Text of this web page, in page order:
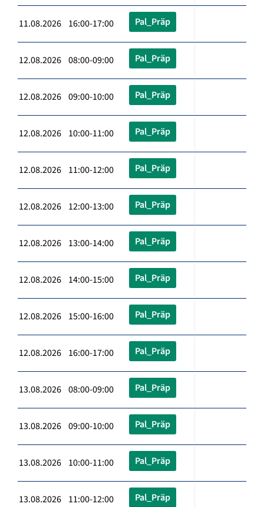
11.08.2026 16:00-17:00 Pal_Präp
12.08.2026 08:00-09:00 Pal_Präp
12.08.2026 09:00-10:00 Pal_Präp
12.08.2026 10:00-11:00 Pal_Präp
12.08.2026 11:00-12:00 Pal_Präp
12.08.2026 12:00-13:00 Pal_Präp
12.08.2026 13:00-14:00 Pal_Präp
12.08.2026 14:00-15:00 Pal_Präp
12.08.2026 15:00-16:00 Pal_Präp
12.08.2026 16:00-17:00 Pal_Präp
13.08.2026 08:00-09:00 Pal_Präp
13.08.2026 09:00-10:00 Pal_Präp
13.08.2026 10:00-11:00 Pal_Präp
13.08.2026 11:00-12:00 Pal_Präp